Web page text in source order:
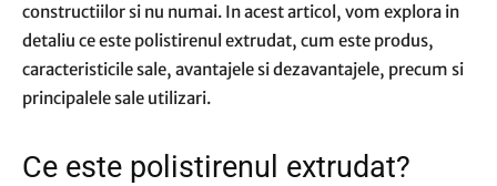
constructiilor si nu numai. In acest articol, vom explora in
detaliu ce este polistirenul extrudat, cum este produs,
caracteristicile sale, avantajele si dezavantajele, precum si
principalele sale utilizari.
Ce este polistirenul extrudat?